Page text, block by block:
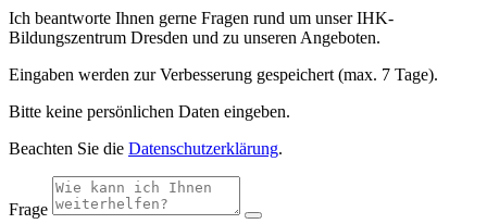
Ich beantworte Ihnen gerne Fragen rund um unser IHK-
Bildungszentrum Dresden und zu unseren Angeboten.
Eingaben werden zur Verbesserung gespeichert (max. 7 Tage).
Bitte keine persönlichen Daten eingeben.
Beachten Sie die Datenschutzerklärung.
Frage